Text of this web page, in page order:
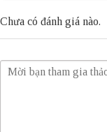
Chưa có đánh giá nào.